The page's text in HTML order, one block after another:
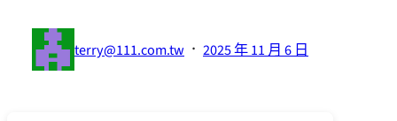
terry@111.com.tw · 2025 年 11 月 6 日